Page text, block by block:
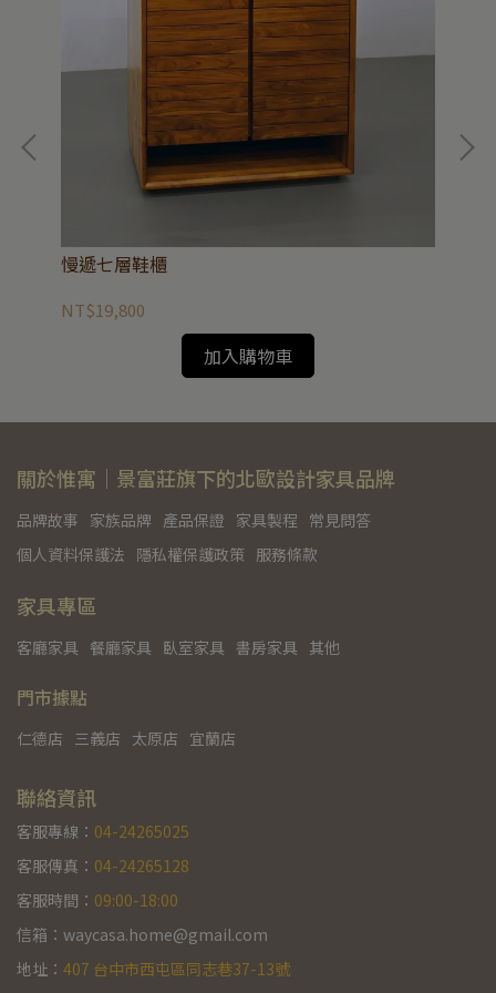
慢遞七層鞋櫃
NT$19,800
加入購物車
關於惟寓｜景富莊旗下的北歐設計家具品牌
品牌故事 家族品牌 產品保證 家具製程 常見問答
個人資料保護法 隱私權保護政策 服務條款
家具專區
客廳家具 餐廳家具 臥室家具 書房家具 其他
門市據點
仁德店 三義店 太原店 宜蘭店
聯絡資訊
客服專線： 04-24265025
客服傳真： 04-24265128
客服時間： 09:00-18:00
信箱：waycasa.home@gmail.com
地址： 407 台中市西屯區同志巷37-13號